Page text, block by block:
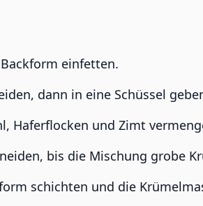
einfetten.
dann in eine Schüssel
Haferflocken und Zimt
bis die Mischung grobe
schichten und die